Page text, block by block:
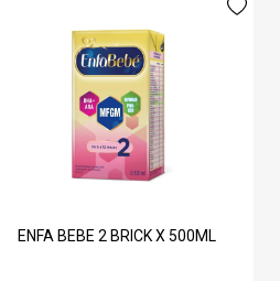
ENFA BEBE 2 BRICK X 500ML